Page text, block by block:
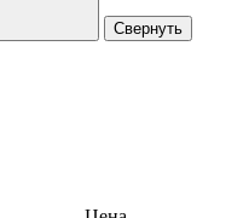
Свернуть